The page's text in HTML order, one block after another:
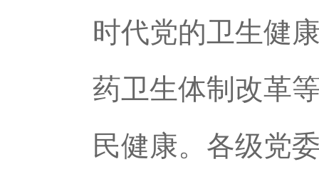
时代党的卫生健
药卫生体制改革
民健康。各级党